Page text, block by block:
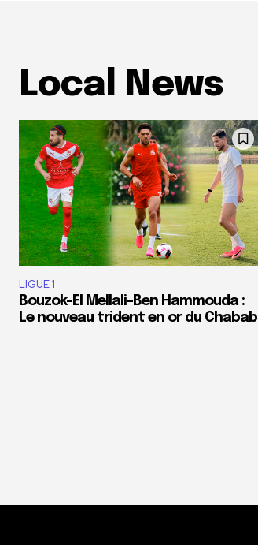
Local News
LIGUE 1
Bouzok-El Mellali-Ben Hammouda :
Le nouveau trident en or du Chabab